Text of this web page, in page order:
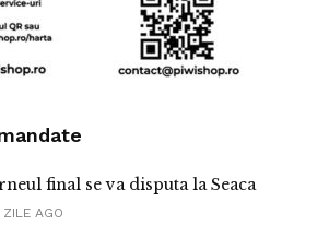
final se va disputa la Seaca
AGO